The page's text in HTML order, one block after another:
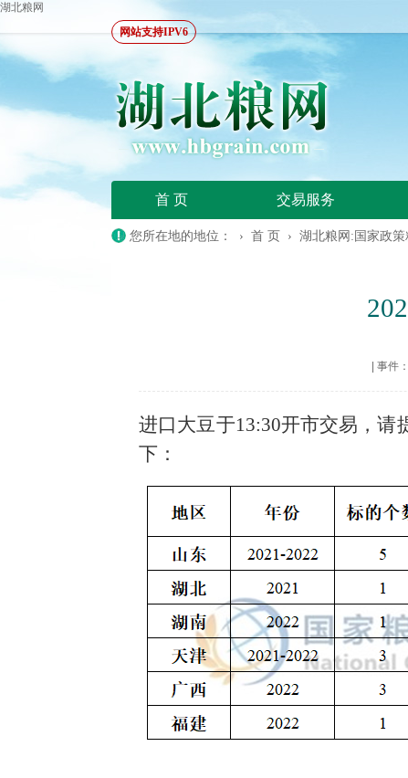
湖北粮网
网站支持IPV6
首 页 交易服务
您所在地的地位： › 首 页 › 湖北粮网:国家政
事件
进口大豆于13:30开市交易，请
下：